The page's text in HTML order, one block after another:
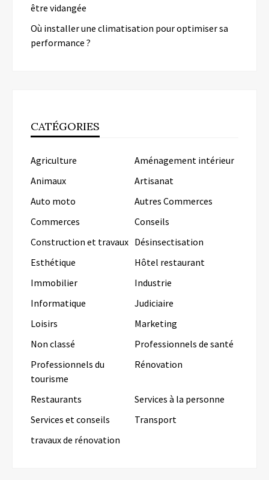
être vidangée
Où installer une climatisation pour optimiser sa
performance ?
CATÉGORIES
Agriculture
Aménagement intérieur
Animaux
Artisanat
Auto moto
Autres Commerces
Commerces
Conseils
Construction et travaux Désinsectisation
Esthétique
Hôtel restaurant
Immobilier
Industrie
Informatique
Judiciaire
Loisirs
Marketing
Non classé
Professionnels de santé
Professionnels du
tourisme
Rénovation
Restaurants
Services à la personne
Services et conseils
Transport
travaux de rénovation